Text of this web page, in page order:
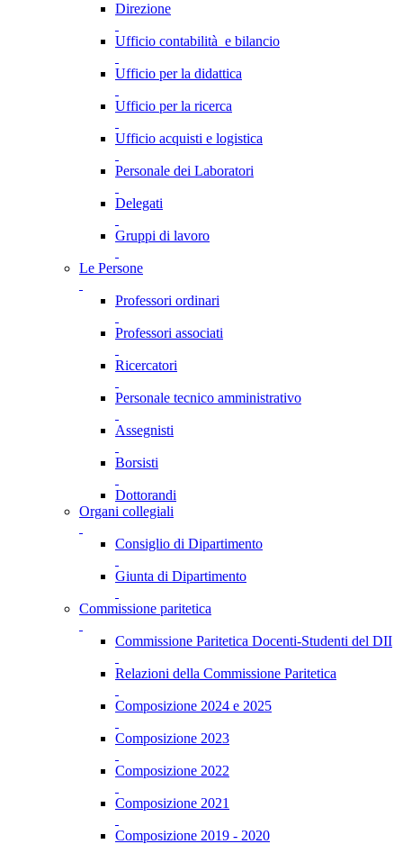
Direzione
Ufficio contabilità e bilancio
Ufficio per la didattica
Ufficio per la ricerca
Ufficio acquisti e logistica
Personale dei Laboratori
Delegati
Gruppi di lavoro
Le Persone
Professori ordinari
Professori associati
Ricercatori
Personale tecnico amministrativo
Assegnisti
Borsisti
Dottorandi
Organi collegiali
Consiglio di Dipartimento
Giunta di Dipartimento
Commissione paritetica
Commissione Paritetica Docenti-Studenti del DII
Relazioni della Commissione Paritetica
Composizione 2024 e 2025
Composizione 2023
Composizione 2022
Composizione 2021
Composizione 2019 - 2020